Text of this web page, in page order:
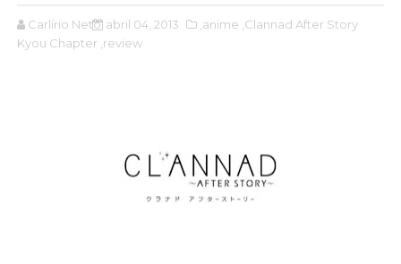
Carlírio Neto abril 04, 2013 ,anime ,Clannad After Story
Kyou Chapter ,review